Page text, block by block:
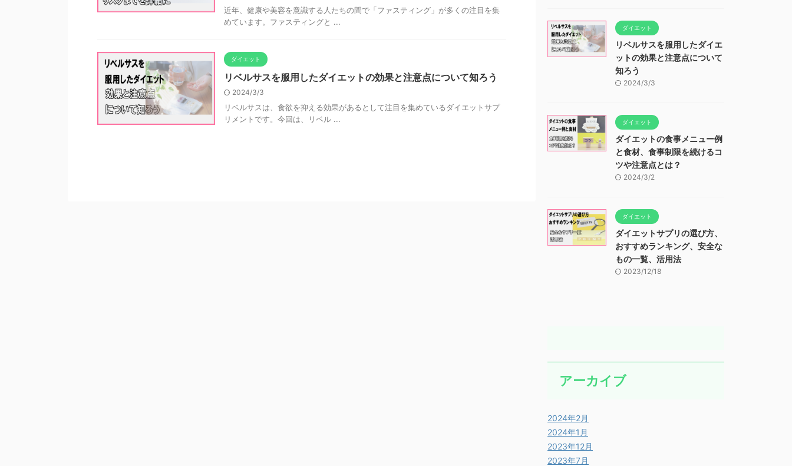
近年、健康や美容を意識する人たちの間で「ファスティング」が多くの注目を集
めています。ファスティングと ...
ダイエット
リベルサスを服用したダイエットの効果と注意点について知ろう
2024/3/3
リベルサスは、食欲を抑える効果があるとして注目を集めているダイエットサプ
リメントです。今回は、リベル ...
ダイエット
リベルサスを服用したダイエ
ットの効果と注意点について
知ろう
2024/3/3
ダイエット
ダイエットの食事メニュー例
と食材、食事制限を続けるコ
ツや注意点とは？
2024/3/2
ダイエット
ダイエットサプリの選び方、
おすすめランキング、安全な
もの一覧、活用法
2023/12/18
アーカイブ
2024年2月
2024年1月
2023年12月
2023年7月